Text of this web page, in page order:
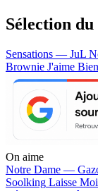
Sélection
Sensations — JuL
Brownie J'aime
On aime
Notre Dame —
Soolking Laisse